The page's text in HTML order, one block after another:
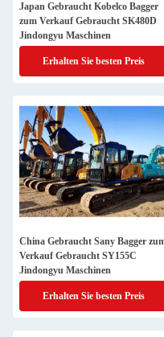
Japan Gebraucht Kobelco Bagger
zum Verkauf Gebraucht SK480D
Jindongyu Maschinen
Erhalten Sie besten Preis
China Gebraucht Sany Bagger
Verkauf Gebraucht SY155C
Jindongyu Maschinen
Erhalten Sie besten Preis